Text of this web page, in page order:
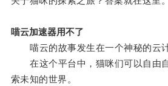
喵云加速器用不了
喵云的故事发生在一个神秘的云计
在这个平台中，猫咪们可以自由
索未知的世界。